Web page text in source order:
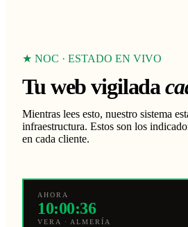
★ NOC · ESTADO EN VIVO
Tu web vigilada
Mientras lees esto, nuestro sistema
infraestructura. Estos son los
en cada cliente.
AHORA
10:00:38
VERA · ALMERÍA